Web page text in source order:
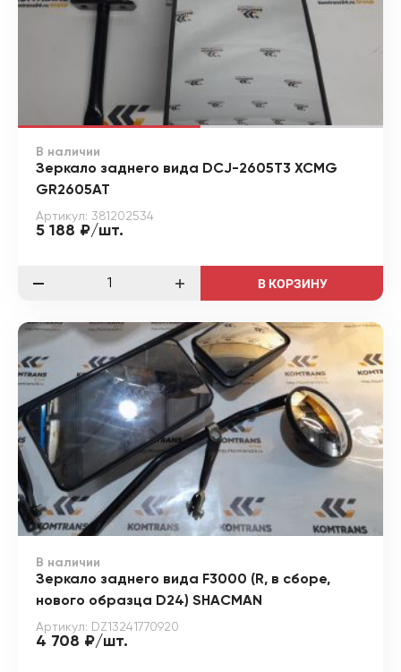
В наличии
Зеркало заднего вида DCJ-2605T3 XCMG
GR2605AT
Артикул: 381202534
5 188 ₽/шт.
В КОРЗИНУ
В наличии
Зеркало заднего вида F3000 (R, в сборе,
нового образца D24) SHACMAN
Артикул: DZ13241770920
4 708 ₽/шт.